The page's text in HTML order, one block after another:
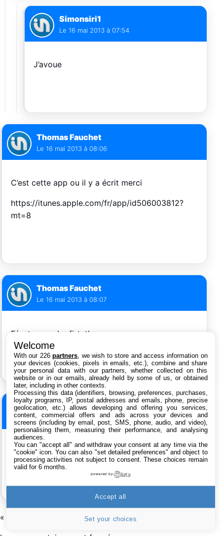
Simonsiri1
Le 16 mai 2013 à 07:54
J’avoue
Thomas Fauchet
Le 16 mai 2013 à 08:06
C’est cette app ou il y a écrit merci
https://itunes.apple.com/fr/app/id506003812?
mt=8
Thomas Fauchet
Le 16 mai 2013 à 08:07
F´est paper by firtythree
Crunchmadness
Le16 mai 2013 à 13:55
Ce serait pas le nouvel iPad en photo !??
« Commentaires plus anciens
Welcome
With our 226partners , we wish to store and access information on
your devices (cookies, pixels in emails, etc.), combine and share
your personal data with our partners, whether collected on this
website or in our emails, already held by some of us, or obtained
later, including in other contexts.
Processing this data (identifiers, browsing, preferences, purchases,
loyalty programs, IP, postal addresses and emails, phone, precise
geolocation, etc.) allows developing and offering you services,
content, commercial offers and ads across your devices and
screens (including by email, post, SMS, phone, audio, and video),
personalising them, measuring their performance, and analysing
audiences.
You can "accept all" and withdraw your consent at any time via the
"cookie" icon. You can also "set detailed preferences" and object to
processing activities not subject to consent. These choices remain
valid for 6 months.
powered by
Set your choices
Accept all